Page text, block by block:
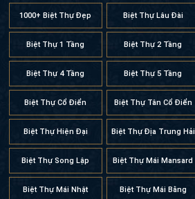
1000+ Biệt Thự Đẹp Biệt Thự Lâu Đài
Biệt Thự 1 Tầng Biệt Thự 2 Tầng
Biệt Thự 4 Tầng Biệt Thự 5 Tầng
Biệt Thự Cổ Điển Biệt Thự Tân Cổ Điển
Biệt Thự Hiện Đại Biệt Thự Địa Trung Hải
Biệt Thự Song Lập Biệt Thự Mái Mansard
Biệt Thự Mái Nhật Biệt Thự Mái Bằng